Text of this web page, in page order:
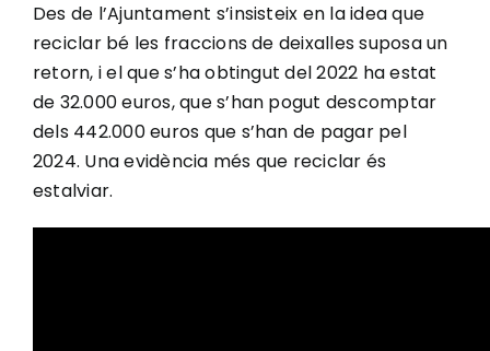
Des de l’Ajuntament s’insisteix en la idea que
reciclar bé les fraccions de deixalles suposa un
retorn, i el que s’ha obtingut del 2022 ha estat
de 32.000 euros, que s’han pogut descomptar
dels 442.000 euros que s’han de pagar pel
2024. Una evidència més que reciclar és
estalviar.